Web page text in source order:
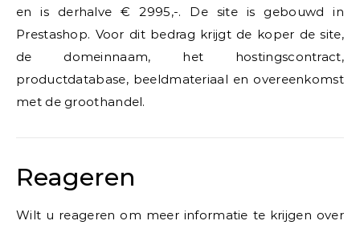
en is derhalve € 2995,-. De site is gebouwd in
Prestashop. Voor dit bedrag krijgt de koper de site,
de domeinnaam, het hostingscontract,
productdatabase, beeldmateriaal en overeenkomst
met de groothandel.
Reageren
Wilt u reageren om meer informatie te krijgen over